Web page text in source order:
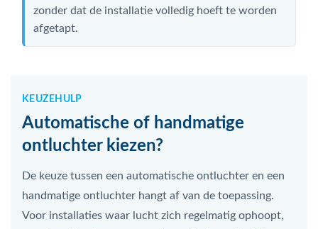
zonder dat de installatie volledig hoeft te worden
afgetapt.
KEUZEHULP
Automatische of handmatige
ontluchter kiezen?
De keuze tussen een automatische ontluchter en een
handmatige ontluchter hangt af van de toepassing.
Voor installaties waar lucht zich regelmatig ophoopt,